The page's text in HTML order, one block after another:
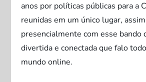
anos por políticas públicas para a
reunidas em um único lugar,
presencialmente com esse bando
divertida e conectada que falo
mundo online.